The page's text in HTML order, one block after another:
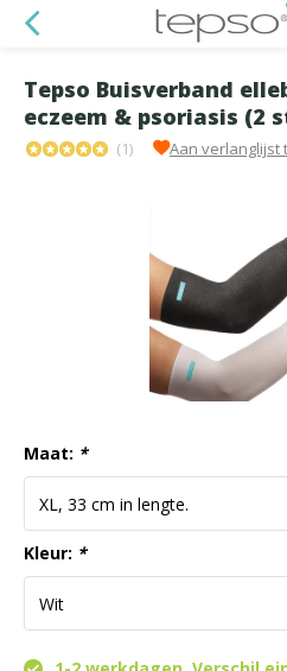
Tepso Buisverband
eczeem & psoriasis (2
(1) Aan verlanglijst
Maat: *
Kleur: *